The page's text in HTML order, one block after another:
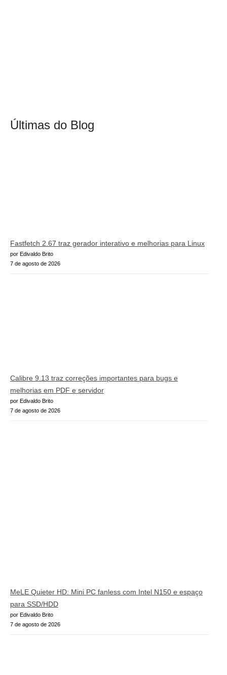
Últimas do Blog
Fastfetch 2.67 traz gerador interativo e melhorias para Linux
por Edivaldo Brito
7 de agosto de 2026
Calibre 9.13 traz correções importantes para bugs e
melhorias em PDF e servidor
por Edivaldo Brito
7 de agosto de 2026
MeLE Quieter HD: Mini PC fanless com Intel N150 e espaço
para SSD/HDD
por Edivaldo Brito
7 de agosto de 2026